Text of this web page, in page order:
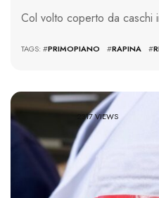
Col volto coperto da caschi
TAGS: #PRIMOPIANO #RAPINA #
2317 VIEWS